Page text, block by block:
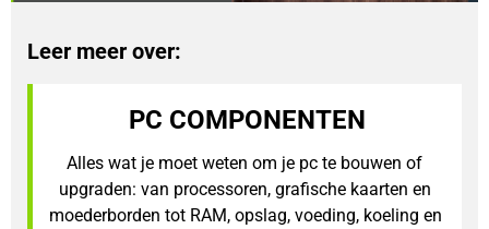
Leer meer over:
PC COMPONENTEN
Alles wat je moet weten om je pc te bouwen of
upgraden: van processoren, grafische kaarten en
moederborden tot RAM, opslag, voeding, koeling en